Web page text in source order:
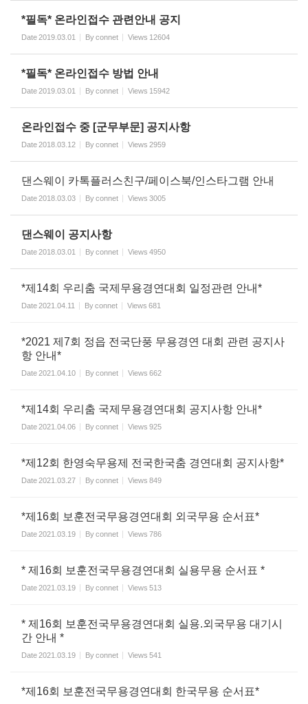
*필독* 온라인접수 관련안내 공지
Date2019.03.01 Byconnet Views 12604
*필독* 온라인접수 방법 안내
Date2019.03.01 Byconnet Views 15942
온라인접수 중 [군무부문] 공지사항
Date2018.03.12 Byconnet Views 2959
댄스웨이 카톡플러스친구/페이스북/인스타그램 안내
Date2018.03.03 Byconnet Views 3005
댄스웨이 공지사항
Date2018.03.01 Byconnet Views 4950
*제14회 우리춤 국제무용경연대회 일정관련 안내*
Date2021.04.11 Byconnet Views 681
*2021 제7회 정읍 전국단풍 무용경연 대회 관련 공지사
항 안내*
Date2021.04.10 Byconnet Views 662
*제14회 우리춤 국제무용경연대회 공지사항 안내*
Date2021.04.06 Byconnet Views 925
*제12회 한영숙무용제 전국한국춤 경연대회 공지사항*
Date2021.03.27 Byconnet Views 849
*제16회 보훈전국무용경연대회 외국무용 순서표*
Date2021.03.19 Byconnet Views 786
* 제16회 보훈전국무용경연대회 실용무용 순서표 *
Date2021.03.19 Byconnet Views 513
* 제16회 보훈전국무용경연대회 실용.외국무용 대기시
간 안내 *
Date2021.03.19 Byconnet Views 541
*제16회 보훈전국무용경연대회 한국무용 순서표*